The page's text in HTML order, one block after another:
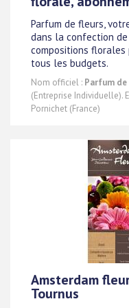
Parfum de fleurs,
dans la confection
compositions
tous les budgets.
Nom officiel : Parfum
(Entreprise Individuelle).
Pornichet (France)
Amsterdam
Tournus